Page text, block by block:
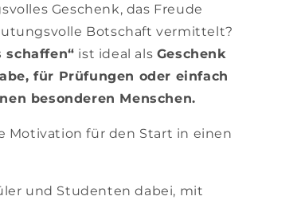
Geschenk, das Freude
Botschaft vermittelt?
schaffen“ ist ideal als Geschenk
für Prüfungen oder einfach
besonderen Menschen.
Motivation für den Start in einen
und Studenten dabei, mit